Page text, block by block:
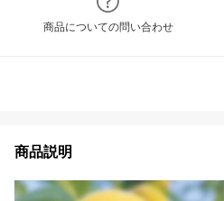
商品についての問い合わせ
商品説明